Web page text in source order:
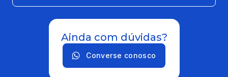
EXTENSAO: VIVER BEM DE VERDADE
66 horas
FUNDAMENTOS DA ESTÉTICA E GESTÃO
DE NEGÓCIOS
66 horas
Ainda com dúvidas?
Converse conosco